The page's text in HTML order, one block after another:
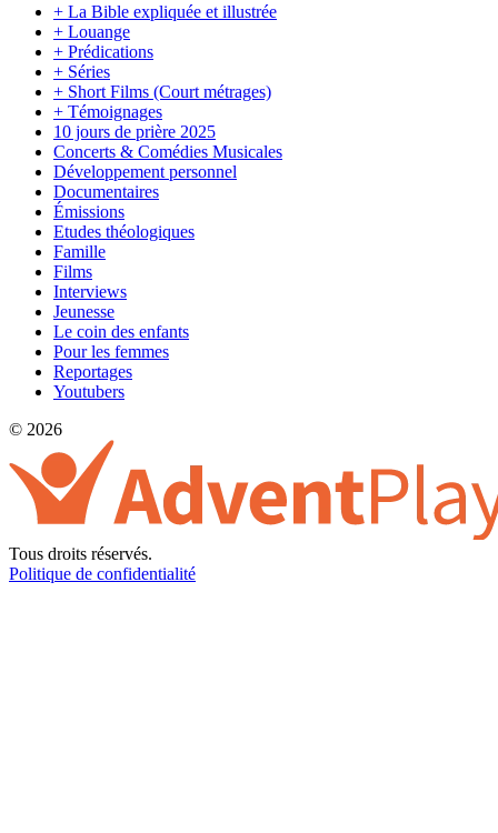
+ La Bible expliquée et illustrée
+ Louange
+ Prédications
+ Séries
+ Short Films (Court métrages)
+ Témoignages
10 jours de prière 2025
Concerts & Comédies Musicales
Développement personnel
Documentaires
Émissions
Etudes théologiques
Famille
Films
Interviews
Jeunesse
Le coin des enfants
Pour les femmes
Reportages
Youtubers
© 2026
Tous droits réservés.
Politique de confidentialité